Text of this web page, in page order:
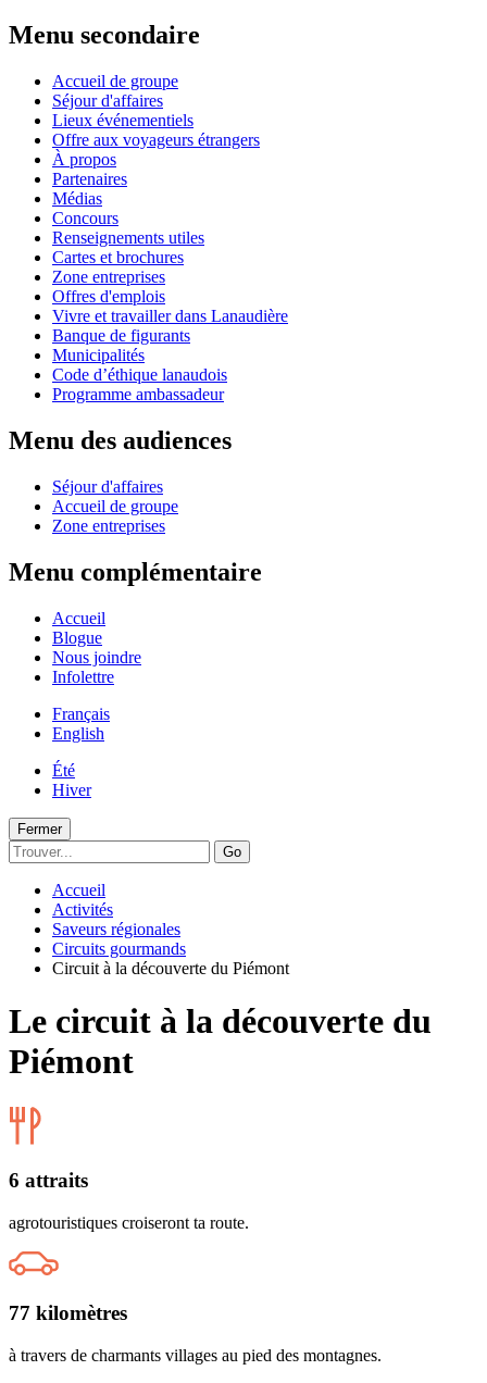
Menu secondaire
Accueil de groupe
Séjour d'affaires
Lieux événementiels
Offre aux voyageurs étrangers
À propos
Partenaires
Médias
Concours
Renseignements utiles
Cartes et brochures
Zone entreprises
Offres d'emplois
Vivre et travailler dans Lanaudière
Banque de figurants
Municipalités
Code d’éthique lanaudois
Programme ambassadeur
Menu des audiences
Séjour d'affaires
Accueil de groupe
Zone entreprises
Menu complémentaire
Accueil
Blogue
Nous joindre
Infolettre
Français
English
Été
Hiver
Fermer
Go
Accueil
Activités
Saveurs régionales
Circuits gourmands
Circuit à la découverte du Piémont
Le circuit à la découverte du
Piémont
6 attraits
agrotouristiques croiseront ta route.
77 kilomètres
à travers de charmants villages au pied des montagnes.